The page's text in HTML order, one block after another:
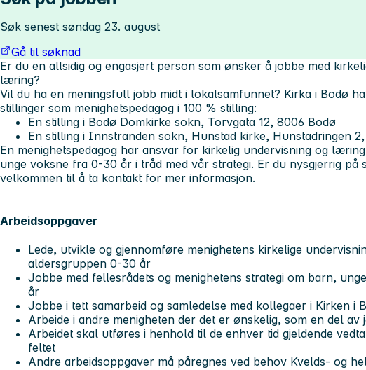
Søk senest søndag 23. august
Gå til søknad
Er du en allsidig og engasjert person som ønsker å jobbe med
læring?
Vil du ha en meningsfull jobb midt i lokalsamfunnet? Kirka i Bodø
stillinger som menighetspedagog i 100 % stilling:
En stilling i Bodø Domkirke sokn, Torvgata 12, 8006 Bodø
En stilling i Innstranden sokn, Hunstad kirke, Hunstadringen
En menighetspedagog har ansvar for kirkelig undervisning og
unge voksne fra 0-30 år i tråd med vår strategi. Er du nysgjerrig på
velkommen til å ta kontakt for mer informasjon.
Arbeidsoppgaver
Lede, utvikle og gjennomføre menighetens kirkelige
aldersgruppen 0-30 år
Jobbe med fellesrådets og menighetens strategi om barn,
år
Jobbe i tett samarbeid og samledelse med kollegaer i Kirken i
Arbeide i andre menigheten der det er ønskelig, som en del av
Arbeidet skal utføres i henhold til de enhver tid gjeldende
feltet
Andre arbeidsoppgaver må påregnes ved behov Kvelds- og